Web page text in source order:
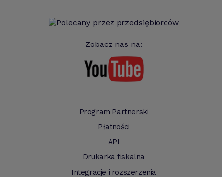
Zobacz nas na:
Program Partnerski
Płatności
API
Drukarka fiskalna
Integracje i rozszerzenia